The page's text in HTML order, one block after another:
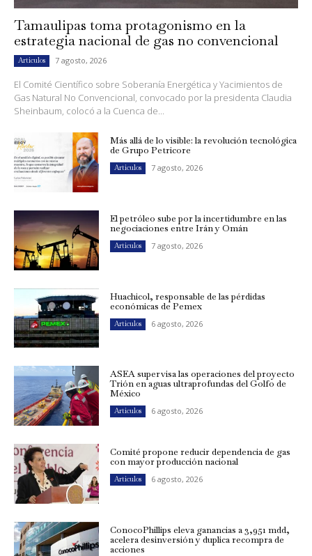
Tamaulipas toma protagonismo en la
estrategia nacional de gas no convencional
Artículos 7 agosto, 2026
El Comité Científico sobre Soberanía Energética y Yacimientos de
Gas Natural No Convencional, convocado por la presidenta Claudia
Sheinbaum, colocó a la Cuenca de...
Más allá de lo visible: la revolución tecnológica
de Grupo Petricore
Artículos 7 agosto, 2026
El petróleo sube por la incertidumbre en las
negociaciones entre Irán y Omán
Artículos 7 agosto, 2026
Huachicol, responsable de las pérdidas
económicas de Pemex
Artículos 6 agosto, 2026
ASEA supervisa las operaciones del proyecto
Trión en aguas ultraprofundas del Golfo de
México
Artículos 6 agosto, 2026
Comité propone reducir dependencia de gas
con mayor producción nacional
Artículos 6 agosto, 2026
ConocoPhillips eleva ganancias a 3,951 mdd,
acelera desinversión y duplica recompra de
acciones